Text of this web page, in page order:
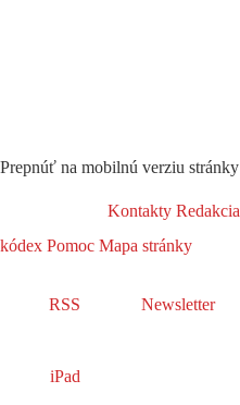
Prepnúť na mobilnú verziu stránky
Kontakty Redakcia
kódex Pomoc Mapa stránky
RSS Newsletter
iPad